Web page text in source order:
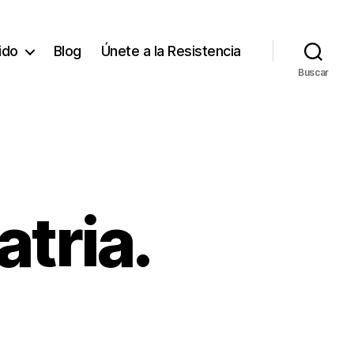
Blog Únete a la Resistencia
Buscar